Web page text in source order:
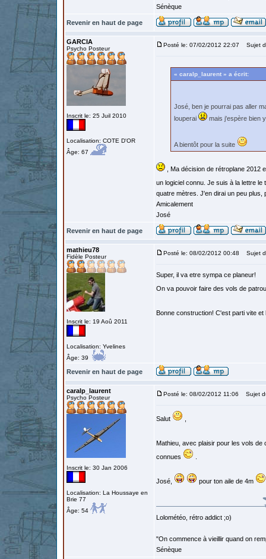
Sénèque
Revenir en haut de page
GARCIA
Psycho Posteur
Inscrit le: 25 Juil 2010
Localisation: COTE D'OR
Âge: 67
Posté le: 07/02/2012 22:07 Sujet
« caralp_laurent » a écrit:
José, ben je pourrai pas aller
louperai
mais j'espère bien
A bientôt pour la suite
, Ma décision de rétroplane 2012
un logiciel connu. Je suis à la lettre le
quatre mètres. J'en dirai un peu plus,
Amicalement
José
Revenir en haut de page
mathieu78
Fidèle Posteur
Inscrit le: 19 Aoû 2011
Localisation: Yvelines
Âge: 39
Posté le: 08/02/2012 00:48 Sujet
Super, il va etre sympa ce planeur!
On va pouvoir faire des vols de
Bonne construction! C'est parti vite
Revenir en haut de page
caralp_laurent
Psycho Posteur
Inscrit le: 30 Jan 2006
Localisation: La Houssaye en
Brie 77
Âge: 54
Posté le: 08/02/2012 11:06 Sujet
Salut
Mathieu, avec plaisir pour les vols de
connues
José, pour ton aile de 4m
Lolométéo, rétro addict ;o)
"On commence à vieillir quand on
Sénèque